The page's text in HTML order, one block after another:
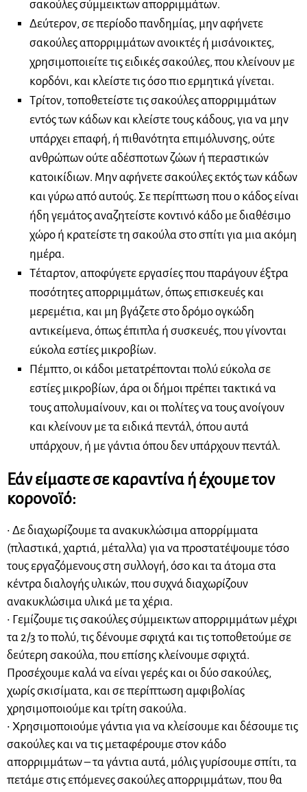
σακούλες σύμμεικτων απορριμμάτων.
Δεύτερον, σε περίοδο πανδημίας, μην αφήνετε
σακούλες απορριμμάτων ανοικτές ή μισάνοικτες,
χρησιμοποιείτε τις ειδικές σακούλες, που κλείνουν με
κορδόνι, και κλείστε τις όσο πιο ερμητικά γίνεται.
Τρίτον, τοποθετείστε τις σακούλες απορριμμάτων
εντός των κάδων και κλείστε τους κάδους, για να μην
υπάρχει επαφή, ή πιθανότητα επιμόλυνσης, ούτε
ανθρώπων ούτε αδέσποτων ζώων ή περαστικών
κατοικίδιων. Μην αφήνετε σακούλες εκτός των κάδων
και γύρω από αυτούς. Σε περίπτωση που ο κάδος είναι
ήδη γεμάτος αναζητείστε κοντινό κάδο με διαθέσιμο
χώρο ή κρατείστε τη σακούλα στο σπίτι για μια ακόμη
ημέρα.
Τέταρτον, αποφύγετε εργασίες που παράγουν έξτρα
ποσότητες απορριμμάτων, όπως επισκευές και
μερεμέτια, και μη βγάζετε στο δρόμο ογκώδη
αντικείμενα, όπως έπιπλα ή συσκευές, που γίνονται
εύκολα εστίες μικροβίων.
Πέμπτο, οι κάδοι μετατρέπονται πολύ εύκολα σε
εστίες μικροβίων, άρα οι δήμοι πρέπει τακτικά να
τους απολυμαίνουν, και οι πολίτες να τους ανοίγουν
και κλείνουν με τα ειδικά πεντάλ, όπου αυτά
υπάρχουν, ή με γάντια όπου δεν υπάρχουν πεντάλ.
Εάν είμαστε σε καραντίνα ή έχουμε τον
κορονοϊό:
• Δε διαχωρίζουμε τα ανακυκλώσιμα απορρίμματα
(πλαστικά, χαρτιά, μέταλλα) για να προστατέψουμε τόσο
τους εργαζόμενους στη συλλογή, όσο και τα άτομα στα
κέντρα διαλογής υλικών, που συχνά διαχωρίζουν
ανακυκλώσιμα υλικά με τα χέρια.
• Γεμίζουμε τις σακούλες σύμμεικτων απορριμμάτων μέχρι
τα 2/3 το πολύ, τις δένουμε σφιχτά και τις τοποθετούμε σε
δεύτερη σακούλα, που επίσης κλείνουμε σφιχτά.
Προσέχουμε καλά να είναι γερές και οι δύο σακούλες,
χωρίς σκισίματα, και σε περίπτωση αμφιβολίας
χρησιμοποιούμε και τρίτη σακούλα.
• Χρησιμοποιούμε γάντια για να κλείσουμε και δέσουμε τις
σακούλες και να τις μεταφέρουμε στον κάδο
απορριμμάτων – τα γάντια αυτά, μόλις γυρίσουμε σπίτι, τα
πετάμε στις επόμενες σακούλες απορριμμάτων, που θα